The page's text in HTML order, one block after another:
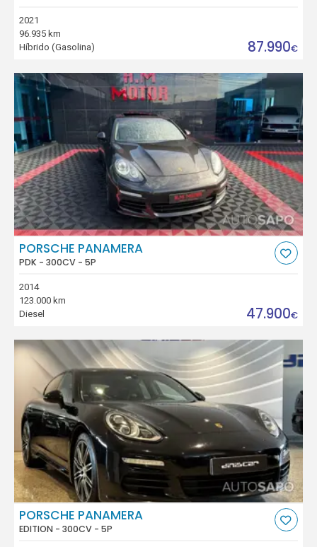
2021
96.935 km
Híbrido (Gasolina)
87.990€
PORSCHE PANAMERA
PDK - 300CV - 5P
2014
123.000 km
Diesel
47.900€
PORSCHE PANAMERA
EDITION - 300CV - 5P